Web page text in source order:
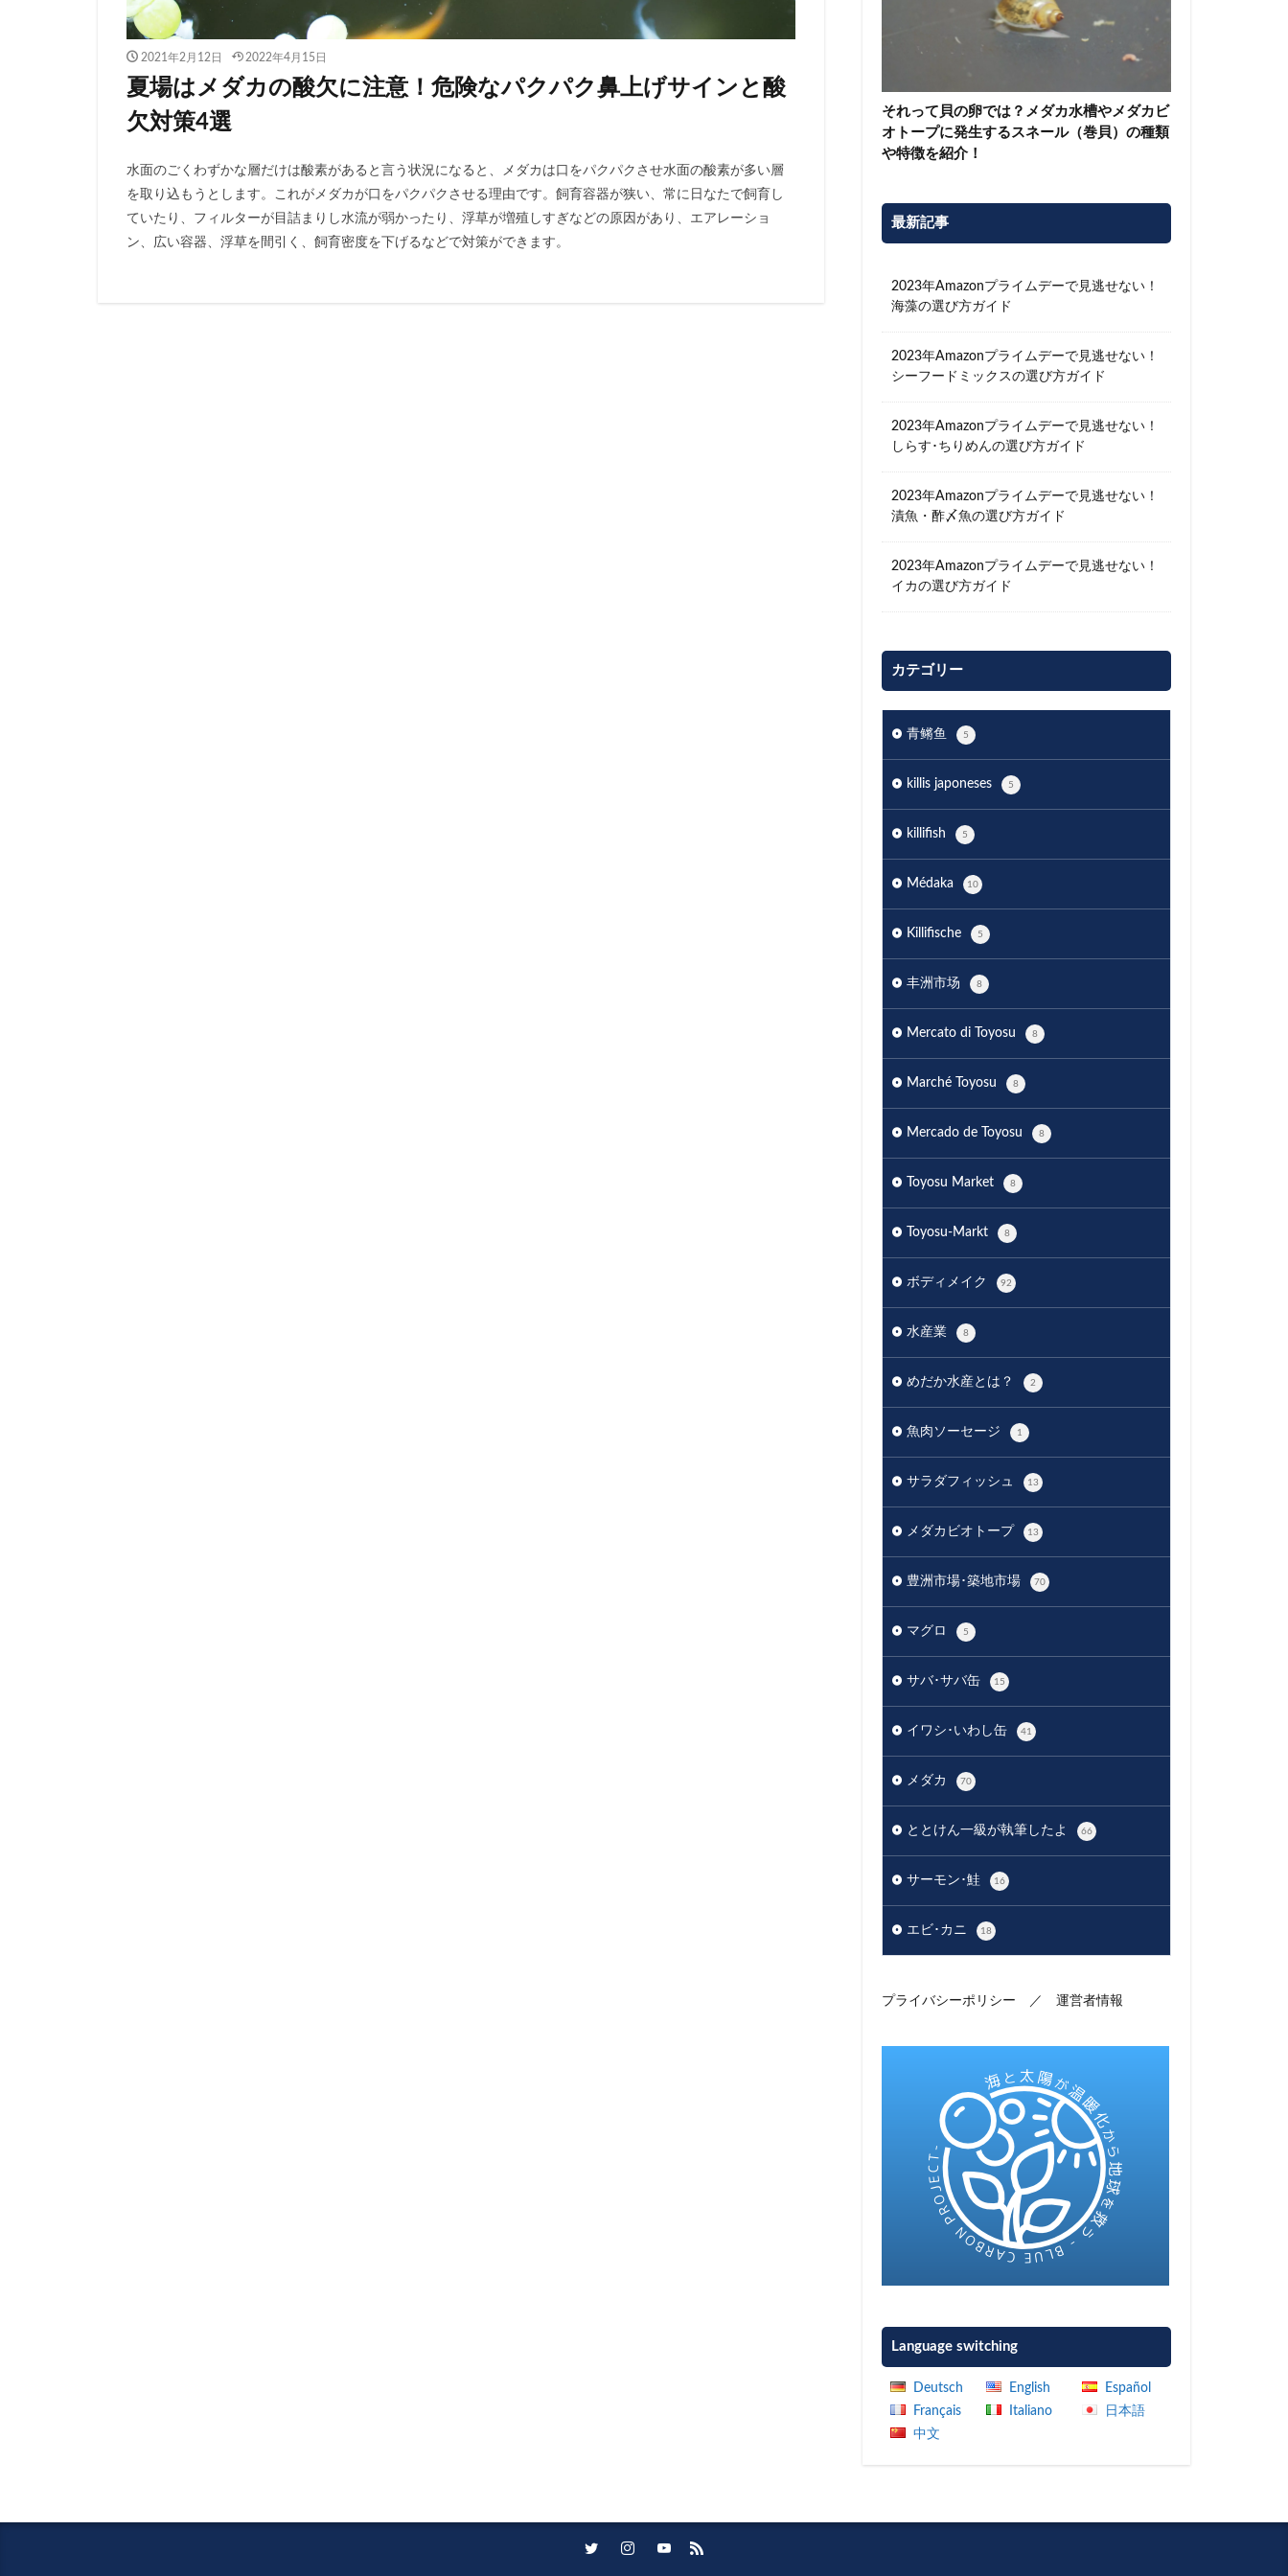
2021年2月12日 2022年4月15日
夏場はメダカの酸欠に注意！危険なパクパク鼻上げサインと酸
欠対策4選
水面のごくわずかな層だけは酸素があると言う状況になると、メダカは口をパクパクさせ水面の酸素が多い層
を取り込もうとします。これがメダカが口をパクパクさせる理由です。飼育容器が狭い、常に日なたで飼育し
ていたり、フィルターが目詰まりし水流が弱かったり、浮草が増殖しすぎなどの原因があり、エアレーショ
ン、広い容器、浮草を間引く、飼育密度を下げるなどで対策ができます。
それって貝の卵では？メダカ水槽やメダカビ
オトープに発生するスネール（巻貝）の種類
や特徴を紹介！
最新記事
2023年Amazonプライムデーで見逃せない！
海藻の選び方ガイド
2023年Amazonプライムデーで見逃せない！
シーフードミックスの選び方ガイド
2023年Amazonプライムデーで見逃せない！
しらす･ちりめんの選び方ガイド
2023年Amazonプライムデーで見逃せない！
漬魚・酢〆魚の選び方ガイド
2023年Amazonプライムデーで見逃せない！
イカの選び方ガイド
カテゴリー
青鳉鱼 5
killis japoneses 5
killifish 5
Médaka 10
Killifische 5
丰洲市场 8
Mercato di Toyosu 8
Marché Toyosu 8
Mercado de Toyosu 8
Toyosu Market 8
Toyosu-Markt 8
ボディメイク 92
水産業 8
めだか水産とは？ 2
魚肉ソーセージ 1
サラダフィッシュ 13
メダカビオトープ 13
豊洲市場･築地市場 70
マグロ 5
サバ･サバ缶 15
イワシ･いわし缶 41
メダカ 70
ととけん一級が執筆したよ 66
サーモン･鮭 16
エビ･カニ 18
プライバシーポリシー ／ 運営者情報
Language switching
Deutsch English
Español
Français
Italiano
日本語
中文